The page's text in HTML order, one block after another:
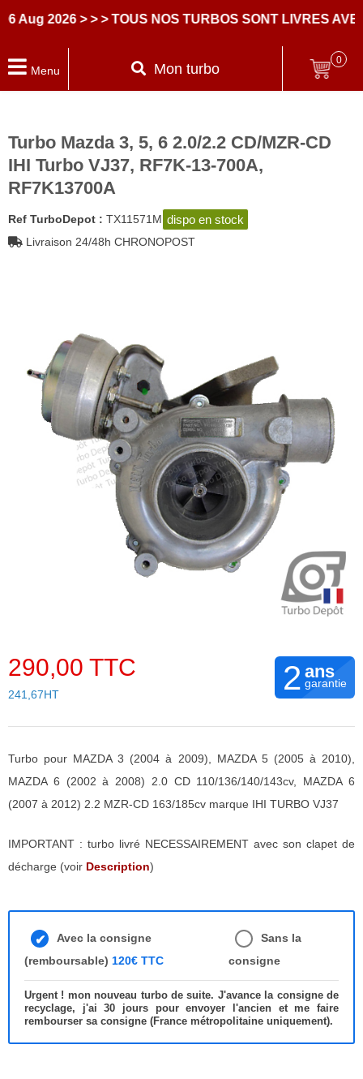
2026 > > > TOUS NOS TURBOS SONT LIVRES AVEC
Menu Mon turbo
0
Turbo Mazda 3, 5, 6 2.0/2.2 CD/MZR-CD
IHI Turbo VJ37, RF7K-13-700A,
RF7K13700A
Ref TurboDepot : TX11571M dispo en stock
Livraison 24/48h CHRONOPOST
290,00 TTC
241,67HT 2 ans
garantie
Turbo pour MAZDA 3 (2004 à 2009), MAZDA 5 (2005 à 2010),
MAZDA 6 (2002 à 2008) 2.0 CD 110/136/140/143cv, MAZDA 6
(2007 à 2012) 2.2 MZR-CD 163/185cv marque IHI TURBO VJ37
IMPORTANT : turbo livré NECESSAIREMENT avec son clapet de
décharge (voir Description)
Avec la consigne
(remboursable) 120€ TTC
Sans la
consigne
Urgent ! mon nouveau turbo de suite. J'avance la consigne de
recyclage, j'ai 30 jours pour envoyer l'ancien et me faire
rembourser sa consigne (France métropolitaine uniquement).